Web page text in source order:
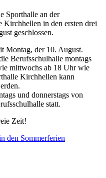
Sporthalle an der
Kirchhellen in den ersten drei
geschlossen.
Montag, der 10. August.
Berufsschulhalle montags
mittwochs ab 18 Uhr wie
Kirchhellen kann
und donnerstags von
statt.
Zeit!
den Sommerferien